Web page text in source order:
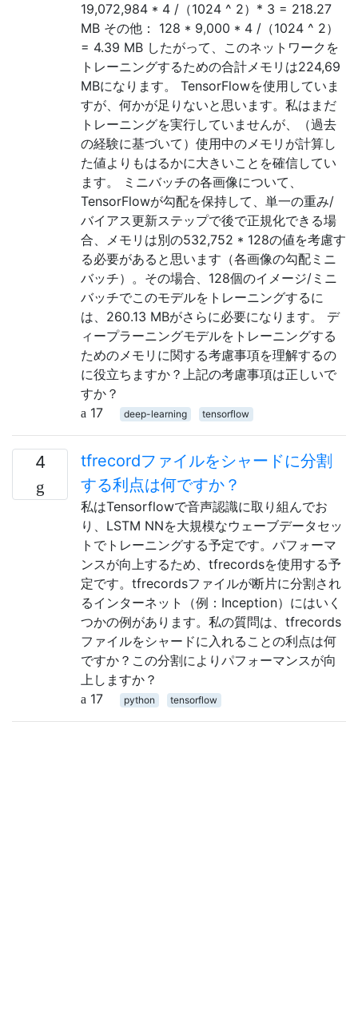
19,072,984 * 4 /（1024 ^ 2）* 3 = 218.27
MB その他： 128 * 9,000 * 4 /（1024 ^ 2）
= 4.39 MB したがって、このネットワークを
トレーニングするための合計メモリは224,69
MBになります。 TensorFlowを使用していま
すが、何かが足りないと思います。私はまだ
トレーニングを実行していませんが、（過去
の経験に基づいて）使用中のメモリが計算し
た値よりもはるかに大きいことを確信してい
ます。 ミニバッチの各画像について、
TensorFlowが勾配を保持して、単一の重み/
バイアス更新ステップで後で正規化できる場
合、メモリは別の532,752 * 128の値を考慮す
る必要があると思います（各画像の勾配ミニ
バッチ）。その場合、128個のイメージ/ミニ
バッチでこのモデルをトレーニングするに
は、260.13 MBがさらに必要になります。 デ
ィープラーニングモデルをトレーニングする
ためのメモリに関する考慮事項を理解するの
に役立ちますか？上記の考慮事項は正しいで
すか？
17
deep-learning tensorflow
4
tfrecordファイルをシャードに分割
する利点は何ですか？
私はTensorflowで音声認識に取り組んでお
り、LSTM NNを大規模なウェーブデータセッ
トでトレーニングする予定です。パフォーマ
ンスが向上するため、tfrecordsを使用する予
定です。tfrecordsファイルが断片に分割され
るインターネット（例：Inception）にはいく
つかの例があります。私の質問は、tfrecords
ファイルをシャードに入れることの利点は何
ですか？この分割によりパフォーマンスが向
上しますか？
17
python tensorflow